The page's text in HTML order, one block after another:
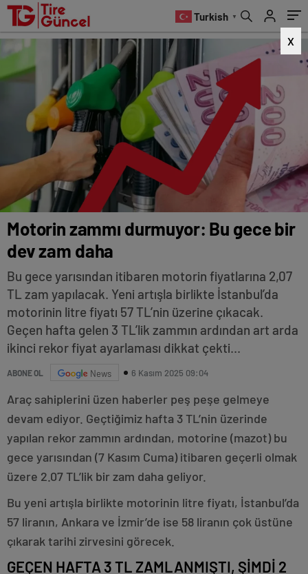
Turkish ▼
X
Motorin zammı durmuyor: Bu gece bir
dev zam daha
Bu gece yarısından itibaren motorin fiyatlarına 2,07
TL zam yapılacak. Yeni artışla birlikte İstanbul’da
motorinin litre fiyatı 57 TL’nin üzerine çıkacak.
Geçen hafta gelen 3 TL’lik zammın ardından art arda
ikinci rekor fiyat ayarlaması dikkat çekti...
ABONE OL News 6 Kasım 2025 09:04
Araç sahiplerini üzen haberler peş peşe gelmeye
devam ediyor. Geçtiğimiz hafta 3 TL’nin üzerinde
yapılan rekor zammın ardından, motorine (mazot) bu
gece yarısından (7 Kasım Cuma) itibaren geçerli olmak
üzere 2.07 TL’lik bir zam daha geliyor.
Bu yeni artışla birlikte motorinin litre fiyatı, İstanbul’da
57 liranın, Ankara ve İzmir’de ise 58 liranın çok üstüne
çıkarak tarihi zirvesini görecek.
GEÇEN HAFTA 3 TL ZAMLANMIŞTI, ŞİMDİ 2